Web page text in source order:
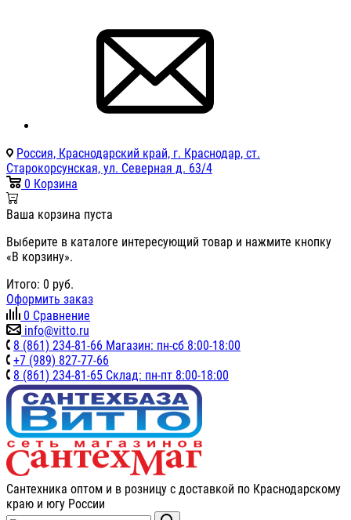
Россия, Краснодарский край, г. Краснодар, ст.
Старокорсунская, ул. Северная д. 63/4
0 Корзина
Ваша корзина пуста
Выберите в каталоге интересующий товар и нажмите кнопку
«В корзину».
Итого: 0 руб.
Оформить заказ
0 Сравнение
info@vitto.ru
8 (861) 234-81-66 Магазин: пн-сб 8:00-18:00
+7 (989) 827-77-66
8 (861) 234-81-65 Склад: пн-пт 8:00-18:00
Сантехника оптом и в розницу с доставкой по Краснодарскому
краю и югу России